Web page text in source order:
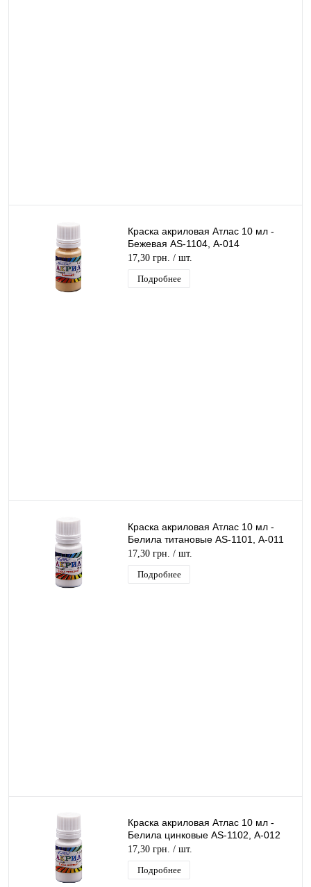
Краска акриловая Атлас 10 мл -
Бежевая AS-1104, А-014
17,30 грн. / шт.
Подробнее
Краска акриловая Атлас 10 мл -
Белила титановые AS-1101, А-011
17,30 грн. / шт.
Подробнее
Краска акриловая Атлас 10 мл -
Белила цинковые AS-1102, А-012
17,30 грн. / шт.
Подробнее